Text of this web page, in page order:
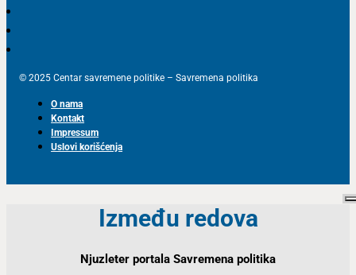
© 2025 Centar savremene politike – Savremena politika
O nama
Kontakt
Impressum
Uslovi korišćenja
Između redova
Njuzleter portala Savremena politika